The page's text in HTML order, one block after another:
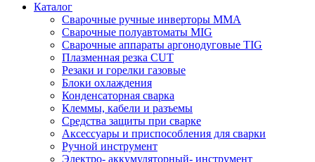
Каталог
Сварочные ручные инверторы MMA
Сварочные полуавтоматы MIG
Сварочные аппараты аргонодуговые TIG
Плазменная резка CUT
Резаки и горелки газовые
Блоки охлаждения
Конденсаторная сварка
Клеммы, кабели и разъемы
Средства защиты при сварке
Аксессуары и приспособления для сварки
Ручной инструмент
Электро- аккумуляторный- инструмент